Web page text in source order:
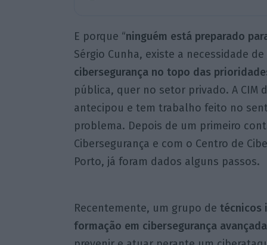
E porque “ninguém está preparado
Sérgio Cunha, existe a necessidade de
cibersegurança no topo das
pública, quer no setor privado. A CIM
antecipou e tem trabalho feito no
problema. Depois de um primeiro
Cibersegurança e com o Centro de
Porto, já foram dados alguns passos.
Recentemente, um grupo de técnicos
formação em cibersegurança avançada